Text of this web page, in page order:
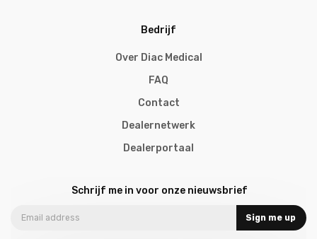
Bedrijf
Over Diac Medical
FAQ
Contact
Dealernetwerk
Dealerportaal
Schrijf me in voor onze nieuwsbrief
Sign me up